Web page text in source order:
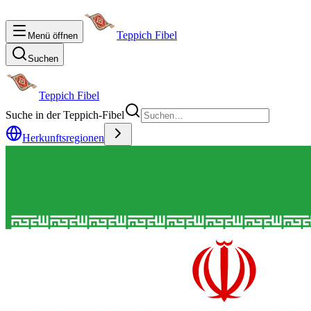
Menü öffnen Teppich Fibel
Suchen
Teppich Fibel
Suche in der Teppich-Fibel
Herkunftsregionen